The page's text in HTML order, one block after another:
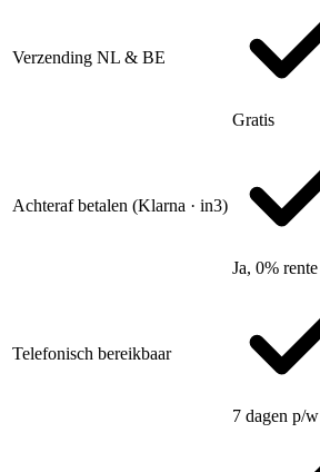
Verzending NL & BE
Gratis
Achteraf betalen (Klarna · in3)
Ja, 0% rente
Telefonisch bereikbaar
7 dagen p/w